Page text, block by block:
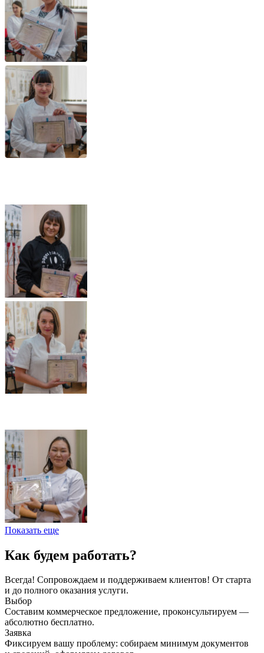
Показать еще
Как будем работать?
Всегда! Сопровождаем и поддерживаем клиентов! От старта
и до полного оказания услуги.
Выбор
Составим коммерческое предложение, проконсультируем —
абсолютно бесплатно.
Заявка
Фиксируем вашу проблему: собираем минимум документов